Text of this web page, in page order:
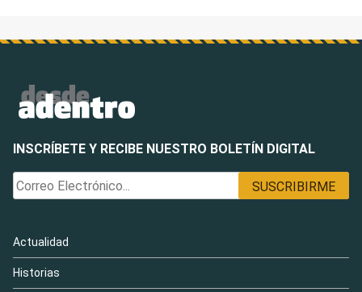
INSCRÍBETE Y RECIBE NUESTRO BOLETÍN DIGITAL
Actualidad
Historias